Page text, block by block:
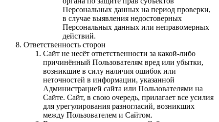
Персональных данных на период проверки,
в случае выявления недостоверных
Персональных данных или неправомерных
действий.
Ответственность сторон
Сайт не несёт ответственности за какой-либо
причинённый Пользователям вред или убытки,
возникшие в силу наличия ошибок или
неточностей в информации, указанной
Администрацией сайта или Пользователями на
Сайте. Сайт, в свою очередь, прилагает все усилия
для урегулирования разногласий, возникших
между Пользователем и Сайтом.